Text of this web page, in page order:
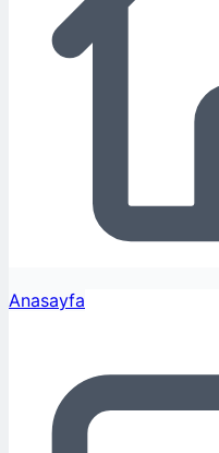
Anasayfa